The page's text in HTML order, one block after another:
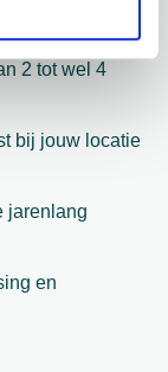
2 tot wel 4
bij jouw locatie
jarenlang
en